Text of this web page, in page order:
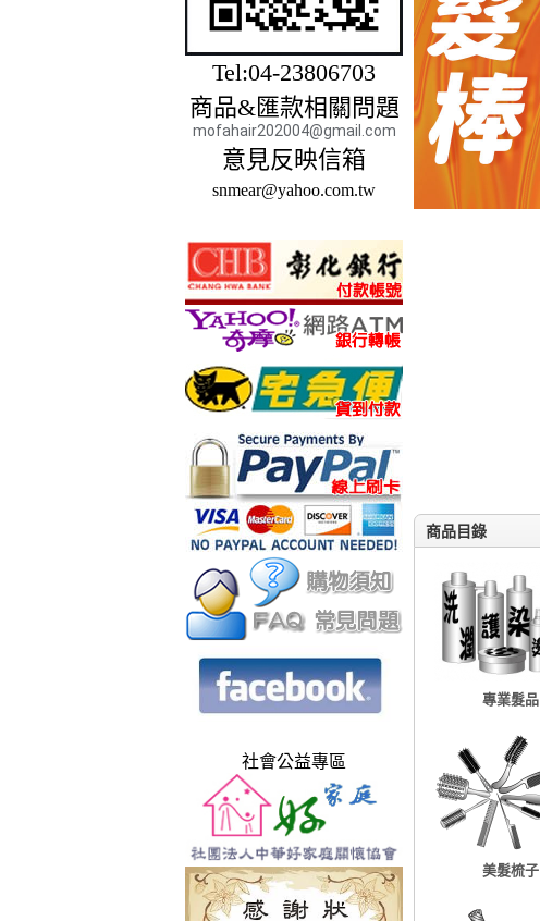
Tel:04-23806703
商品&匯款相關問題
mofahair202004@gmail.com
意見反映信箱
snmear@yahoo.com.tw
社會公益專區
商品目錄
專業髮品
美髮梳子